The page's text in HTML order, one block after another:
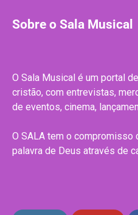
Sobre o Sala Musical
O Sala Musical é um portal
cristão, com entrevistas,
de eventos, cinema,
O SALA tem o compromisso
palavra de Deus através de